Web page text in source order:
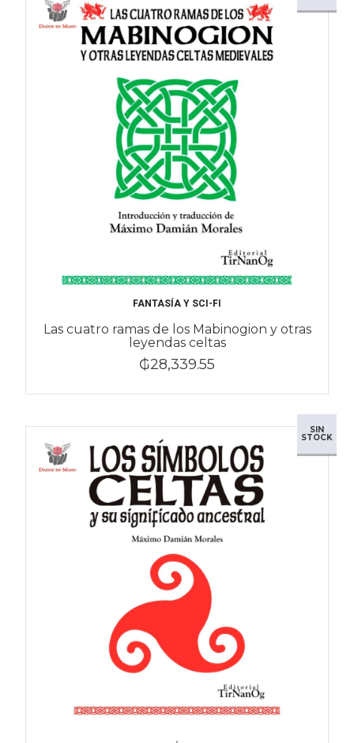
FANTASÍA Y SCI-FI
Las cuatro ramas de los Mabinogion y otras
leyendas celtas
₲28,339.55
SIN
STOCK